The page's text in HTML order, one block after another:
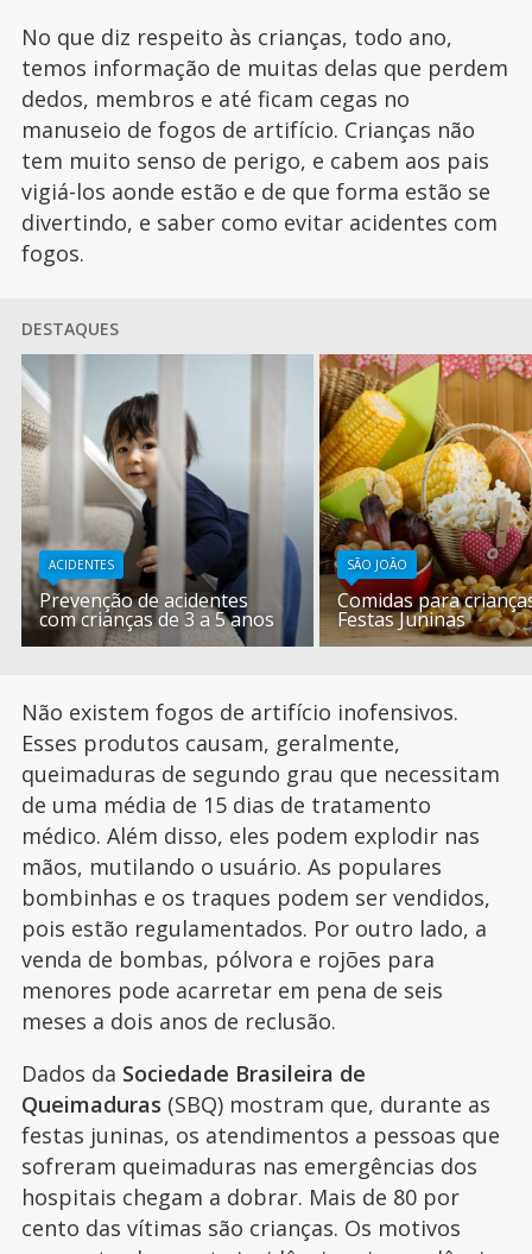
No que diz respeito às crianças, todo ano,
temos informação de muitas delas que perdem
dedos, membros e até ficam cegas no
manuseio de fogos de artifício. Crianças não
tem muito senso de perigo, e cabem aos pais
vigiá-los aonde estão e de que forma estão se
divertindo, e saber como evitar acidentes com
fogos.
DESTAQUES
ACIDENTES
Prevenção de acidentes
com crianças de 3 a 5 anos
SÃO JOÃO
Comidas para
Festas Juninas
Não existem fogos de artifício inofensivos.
Esses produtos causam, geralmente,
queimaduras de segundo grau que necessitam
de uma média de 15 dias de tratamento
médico. Além disso, eles podem explodir nas
mãos, mutilando o usuário. As populares
bombinhas e os traques podem ser vendidos,
pois estão regulamentados. Por outro lado, a
venda de bombas, pólvora e rojões para
menores pode acarretar em pena de seis
meses a dois anos de reclusão.
Dados da Sociedade Brasileira de
Queimaduras (SBQ) mostram que, durante as
festas juninas, os atendimentos a pessoas que
sofreram queimaduras nas emergências dos
hospitais chegam a dobrar. Mais de 80 por
cento das vítimas são crianças. Os motivos